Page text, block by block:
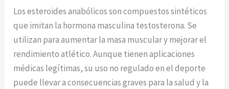
Los esteroides anabólicos son compuestos sintéticos
que imitan la hormona masculina testosterona. Se
utilizan para aumentar la masa muscular y mejorar el
rendimiento atlético. Aunque tienen aplicaciones
médicas legítimas, su uso no regulado en el deporte
puede llevar a consecuencias graves para la salud y la